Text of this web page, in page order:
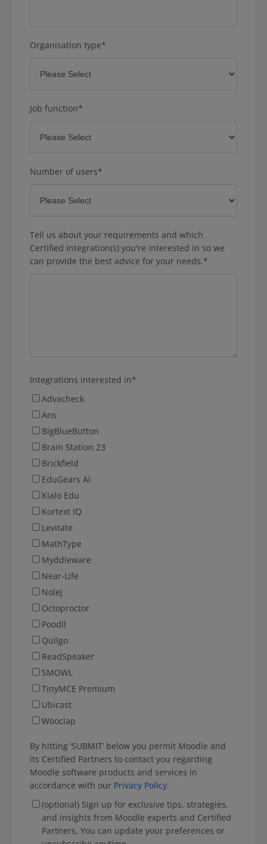
Organisation type*
Job function*
Number of users*
Tell us about your requirements and which
Certified Integration(s) you're interested in so we
can provide the best advice for your needs.*
Integrations interested in*
Advacheck
Ans
BigBlueButton
Brain Station 23
Brickfield
EduGears AI
Kialo Edu
Kortext IQ
Levitate
MathType
Myddleware
Near-Life
Nolej
Octoproctor
Poodll
Quilgo
ReadSpeaker
SMOWL
TinyMCE Premium
Ubicast
Wooclap
By hitting ‘SUBMIT’ below you permit Moodle and
its Certified Partners to contact you regarding
Moodle software products and services in
accordance with our Privacy Policy.
(optional) Sign up for exclusive tips, strategies,
and insights from Moodle experts and Certified
Partners. You can update your preferences or